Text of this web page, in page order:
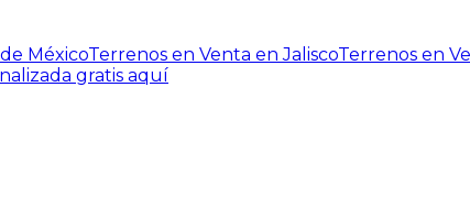
MéxicoTerrenos en Venta en JaliscoTerrenos en
gratis aquí